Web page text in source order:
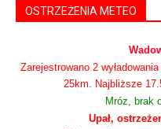
OSTRZEŻENIA METEO
Zarejestrowano 2
25km. Najbliższe
Mróz, brak
Upał,